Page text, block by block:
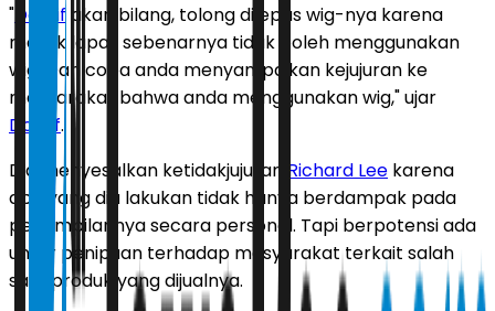
" Doktif akan bilang, tolong dilepas wig-nya karena
masuk lapas sebenarnya tidak boleh menggunakan
wig. Dan coba anda menyampaikan kejujuran ke
masyarakat bahwa anda menggunakan wig," ujar
Doktif.
Dia menyesalkan ketidakjujuran Richard Lee karena
apa yang dia lakukan tidak hanya berdampak pada
penampilannya secara personal. Tapi berpotensi ada
unsur penipuan terhadap masyarakat terkait salah
satu produk yang dijualnya.